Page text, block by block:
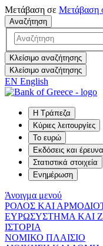
Μετάβαση σε Μετάβαση
Αναζήτηση
Κλείσιμο αναζήτησης
Κλείσιμο αναζήτησης
EN English
Η Τράπεζα
Κύριες λειτουργίες
Το ευρώ
Εκδόσεις και έρευνα
Στατιστικά στοιχεία
Ενημέρωση
Άνοιγμα μενού
ΡΟΛΟΣ ΚΑΙ
ΕΥΡΩΣΥΣΤΗΜΑ ΚΑΙ
ΙΣΤΟΡΙΑ
ΝΟΜΙΚΟ ΠΛΑΙΣΙΟ